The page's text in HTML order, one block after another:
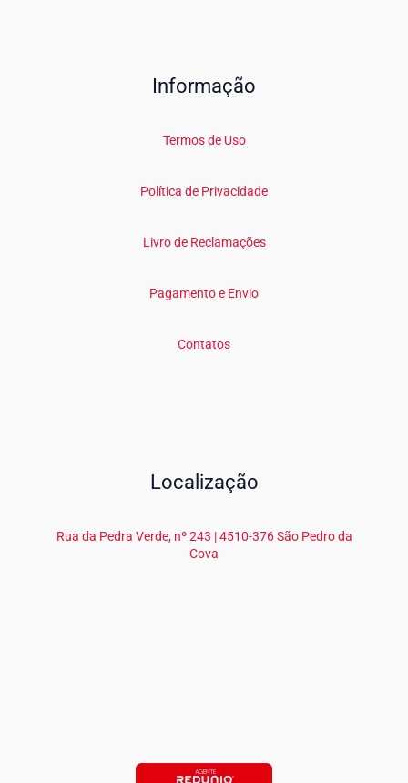
Informação
Termos de Uso
Política de Privacidade
Livro de Reclamações
Pagamento e Envio
Contatos
Localização
Rua da Pedra Verde, nº 243 | 4510-376 São Pedro da
Cova